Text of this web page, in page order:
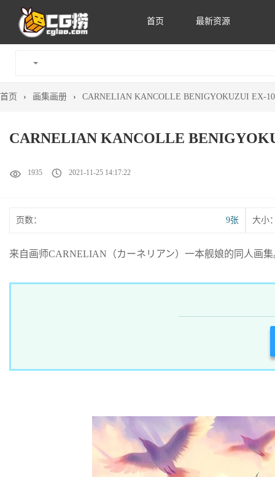
首页 最新资源
首页 › 画集画册 › CARNELIAN KANCOLLE BENIGYOKUZUI EX-
CARNELIAN KANCOLLE
1935 2021-11-25 14:17:22
页数： 9张 大小
来自画师CARNELIAN（カーネリアン）一本舰娘的同人画集